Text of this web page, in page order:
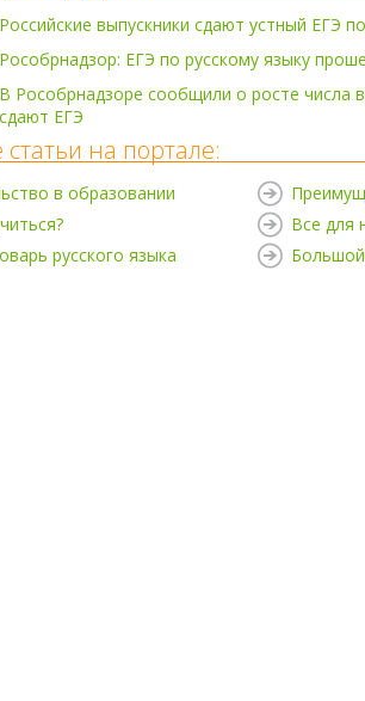
Российские выпускники сдают устный ЕГЭ
Рособрнадзор: ЕГЭ по русскому языку
В Рособрнадзоре сообщили о росте числа
сдают ЕГЭ
на портале:
в образовании
русского языка
Все для
Большой